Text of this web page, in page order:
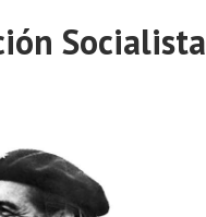
Socialista